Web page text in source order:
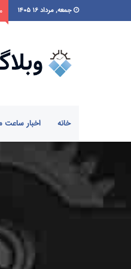
جمعه, مرداد ۱۶ ۱۴۰۵
خانه اخبار